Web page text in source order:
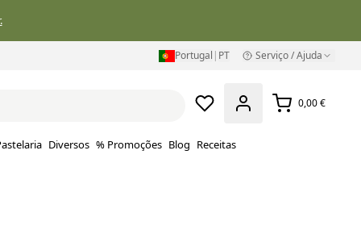
Portugal | PT Serviço / Ajuda
0,00 €
Diversos % Promoções Blog Receitas